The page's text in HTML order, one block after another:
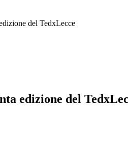
del TedxLecce
edizione del